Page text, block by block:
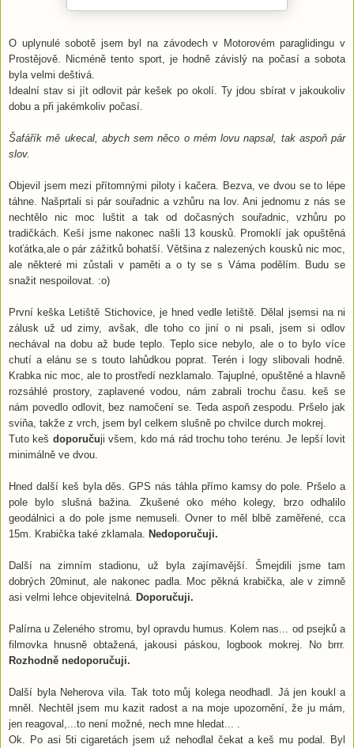
O uplynulé sobotě jsem byl na závodech v Motorovém paraglidingu v
Prostějově. Nicméně tento sport, je hodně závislý na počasí a sobota
byla velmi deštivá.
Idealní stav si jít odlovit pár kešek po okolí. Ty jdou sbírat v jakoukoliv
dobu a při jakémkoliv počasí.
Šafářík mě ukecal, abych sem něco o mém lovu napsal, tak aspoň pár
slov.
Objevil jsem mezi přítomnými piloty i kačera. Bezva, ve dvou se to lépe
táhne. Našprtali si pár souřadnic a vzhůru na lov. Ani jednomu z nás se
nechtělo nic moc luštit a tak od dočasných souřadnic, vzhůru po
tradičkách. Keší jsme nakonec našli 13 kousků. Promoklí jak opuštěná
koťátka,ale o pár zážitků bohatší. Většina z nalezených kousků nic moc,
ale některé mi zůstali v paměti a o ty se s Váma podělím. Budu se
snažit nespoilovat. :o)
První keška Letiště Stichovice, je hned vedle letiště. Dělal jsemsi na ni
zálusk už ud zimy, avšak, dle toho co jiní o ni psali, jsem si odlov
nechával na dobu až bude teplo. Teplo sice nebylo, ale o to bylo více
chutí a elánu se s touto lahůdkou poprat. Terén i logy slibovali hodně.
Krabka nic moc, ale to prostředí nezklamalo. Tajuplné, opuštěné a hlavně
rozsáhlé prostory, zaplavené vodou, nám zabrali trochu času. keš se
nám povedlo odlovit, bez namočení se. Teda aspoň zespodu. Pršelo jak
sviňa, takže z vrch, jsem byl celkem slušně po chvilce durch mokrej.
Tuto keš doporučuji všem, kdo má rád trochu toho terénu. Je lepší lovit
minimálně ve dvou.
Hned další keš byla děs. GPS nás táhla přímo kamsy do pole. Pršelo a
pole bylo slušná bažina. Zkušené oko mého kolegy, brzo odhalilo
geodálnici a do pole jsme nemuseli. Ovner to měl blbě zaměřené, cca
15m. Krabička také zklamala.
Nedoporučuji.
Další na zimním stadionu, už byla zajímavější. Šmejdili jsme tam
dobrých 20minut, ale nakonec padla. Moc pěkná krabička, ale v zimně
asi velmi lehce objevitelná.
Doporučuji.
Palírna u Zeleného stromu, byl opravdu humus. Kolem nas... od psejků a
filmovka hnusně obtažená, jakousi páskou, logbook mokrej. No brrr.
Rozhodně nedoporučuji.
Další byla Neherova vila. Tak toto můj kolega neodhadl. Já jen koukl a
mněl. Nechtěl jsem mu kazit radost a na moje upozornění, že ju mám,
jen reagoval,...to není možné, nech mne hledat... .
Ok. Po asi 5ti cigaretách jsem už nehodlal čekat a keš mu podal. Byl